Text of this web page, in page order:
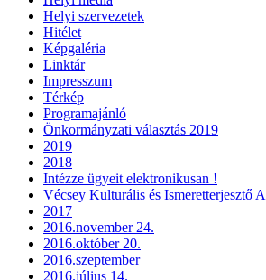
Helyi szervezetek
Hitélet
Képgaléria
Linktár
Impresszum
Térkép
Programajánló
Önkormányzati választás 2019
2019
2018
Intézze ügyeit elektronikusan !
Vécsey Kulturális és Ismeretterjesztő
2017
2016.november 24.
2016.október 20.
2016.szeptember
2016.július 14.